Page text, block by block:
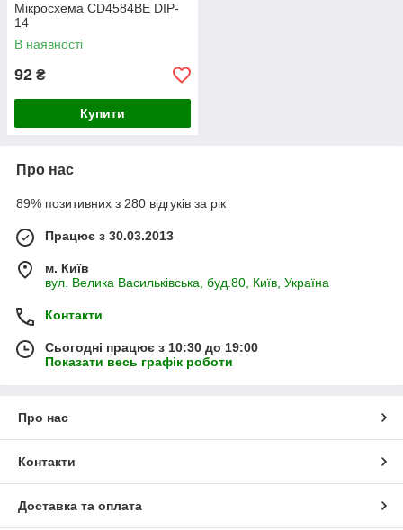
Мікросхема CD4584BE DIP-
14
В наявності
92 ₴
Купити
Про нас
89% позитивних з 280 відгуків за рік
Працює з 30.03.2013
м. Київ
вул. Велика Васильківська, буд.80, Київ, Україна
Контакти
Сьогодні працює з 10:30 до 19:00
Показати весь графік роботи
Про нас
Контакти
Доставка та оплата